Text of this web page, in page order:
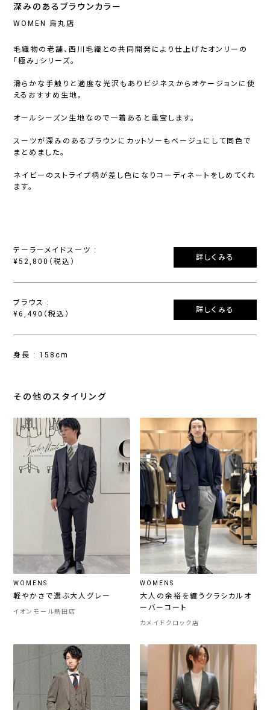
深みのあるブラウンカラー
WOMEN 烏丸店
毛織物の老舗、西川毛織との共同開発により仕上げたオンリーの
「極み」シリーズ。
滑らかな手触りと適度な光沢もありビジネスからオケージョンに使
えるおすすめ生地。
オールシーズン生地なので一着あると重宝します。
スーツが深みのあるブラウンにカットソーもベージュにして同色で
まとめました。
ネイビーのストライプ柄が差し色になりコーディネートをしめてくれ
ます。
テーラーメイドスーツ :
¥52,800（税込）
詳しくみる
ブラウス :
¥6,490（税込）
詳しくみる
身長 : 158cm
その他のスタイリング
WOMENS
軽やかさで選ぶ大人グレー
イオンモール熱田店
WOMENS
大人の余裕を纏うクラシカルオ
ーバーコート
カメイドクロック店